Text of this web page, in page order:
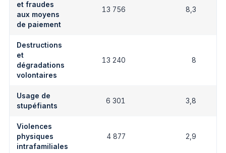
et fraudes
aux moyens
de paiement
13 756 8,3
Destructions
et
dégradations
volontaires
13 240 8
Usage de
stupéfiants
6 301 3,8
Violences
physiques
intrafamiliales
4 877 2,9